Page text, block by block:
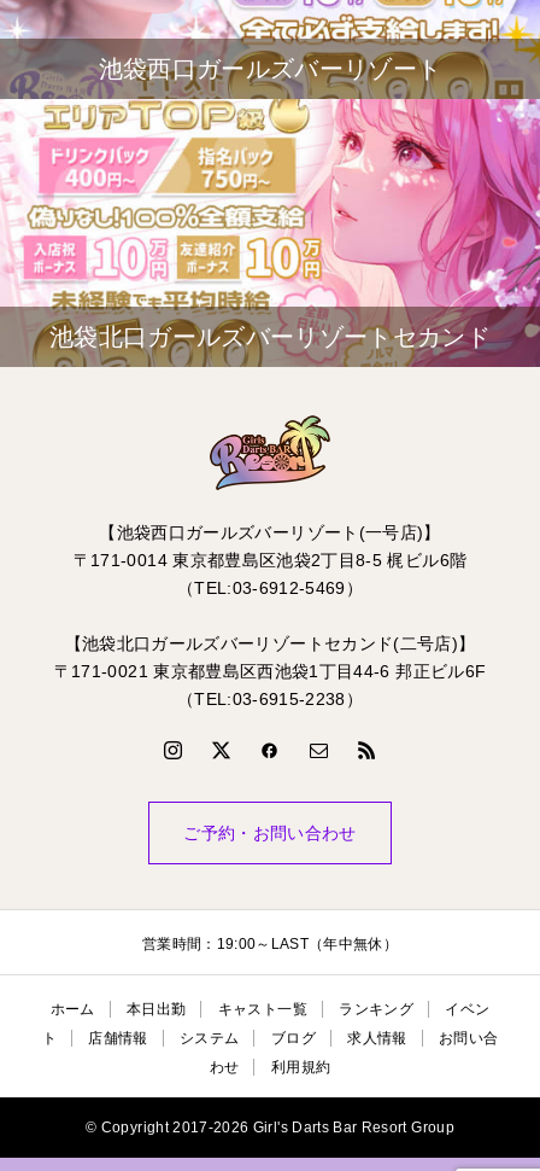
池袋西口ガールズバーリゾート
池袋北口ガールズバーリゾートセカンド
【池袋西口ガールズバーリゾート(一号店)】
〒171-0014 東京都豊島区池袋2丁目8-5 梶ビル6階
（TEL:03-6912-5469）
【池袋北口ガールズバーリゾートセカンド(二号店)】
〒171-0021 東京都豊島区西池袋1丁目44-6 邦正ビル6F
（TEL:03-6915-2238）
ご予約・お問い合わせ
営業時間：19:00～LAST（年中無休）
ホーム 本日出勤 キャスト一覧 ランキング
イベン
ト
店舗情報 システム ブログ 求人情報
お問い合
わせ
利用規約
© Copyright 2017-2026 Girl's Darts Bar Resort Group